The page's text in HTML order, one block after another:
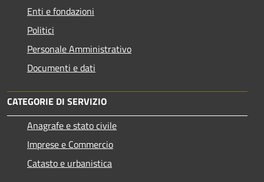
Enti e fondazioni
Politici
Personale Amministrativo
Documenti e dati
CATEGORIE DI SERVIZIO
Anagrafe e stato civile
Imprese e Commercio
Catasto e urbanistica